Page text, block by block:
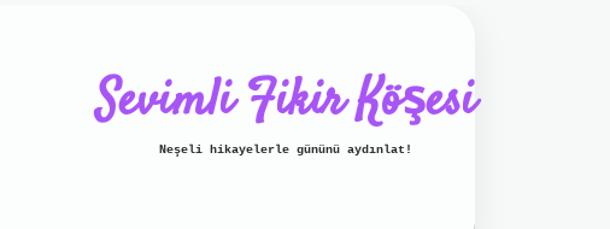
Sevimli Fikir Köşesi
Neşeli hikayelerle gününü aydınlat!